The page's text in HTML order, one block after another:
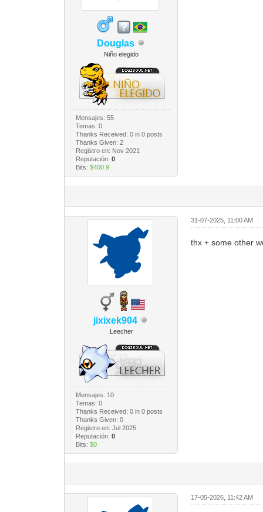
Douglas
Niño elegido
Mensajes: 55
Temas: 0
Thanks Received: 0in 0 posts
Thanks Given: 2
Registro en: Nov 2021
Reputación: 0
Bits: $400.9
jixixek904
Leecher
Mensajes: 10
Temas: 0
Thanks Received: 0in 0 posts
Thanks Given: 0
Registro en: Jul 2025
Reputación: 0
Bits: $0
31-07-2025, 11:00 AM
thx + some other
17-05-2026, 11:42 AM